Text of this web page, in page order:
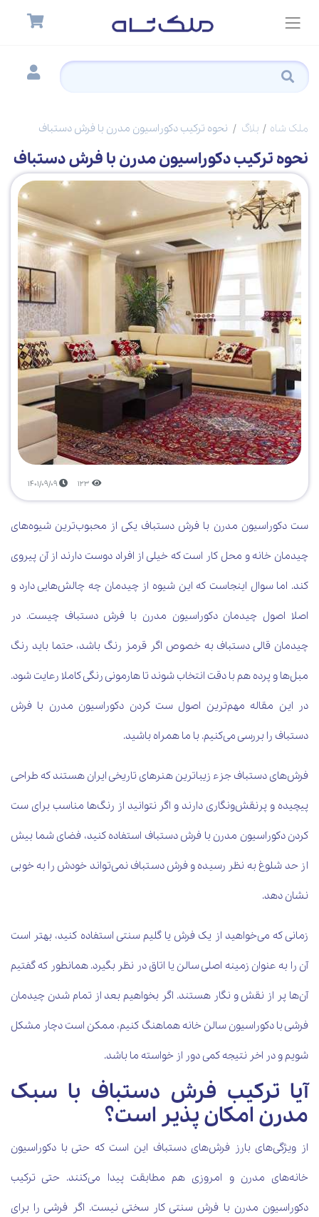
ملک شاه بلاگ نحوه ترکیب دکوراسیون مدرن با فرش دستباف
نحوه ترکیب دکوراسیون مدرن با فرش دستباف
1401/09/09
ست دکوراسیون مدرن با فرش دستباف یکی از محبوب‌ترین شیوه‌های
چیدمان خانه و محل کار است که خیلی از افراد دوست دارند از آن پیروی
کند. اما سوال اینجاست که این شیوه از چیدمان چه چالش‌هایی دارد و
اصلا اصول چیدمان دکوراسیون مدرن با فرش دستباف چیست. در
چیدمان قالی دستباف به خصوص اگر قرمز رنگ باشد، حتما باید رنگ
مبل‌ها و پرده هم با دقت انتخاب شوند تا هارمونی رنگی کاملا رعایت شود.
در این مقاله مهم‌ترین اصول ست کردن دکوراسیون مدرن با فرش
دستباف را بررسی می‌کنیم. با ما همراه باشید.
فرش‌های دستباف جزء زیباترین هنرهای تاریخی ایران هستند که طراحی
پیچیده و پرنقش‌ونگاری دارند و اگر نتوانید از رنگ‌ها مناسب برای ست
کردن دکوراسیون مدرن با فرش دستباف استفاده کنید، فضای شما بیش
از حد شلوغ به نظر رسیده و فرش دستباف نمی‌تواند خودش را به خوبی
نشان دهد.
زمانی که می‌خواهید از یک فرش یا گلیم سنتی استفاده کنید، بهتر است
آن را به عنوان زمینه اصلی سالن یا اتاق در نظر بگیرد. همانطور که گفتیم
آن‌ها پر از نقش و نگار هستند. اگر بخواهیم بعد از تمام شدن چیدمان
فرشی با دکوراسیون سالن خانه هماهنگ کنیم، ممکن است دچار مشکل
شویم و در اخر نتیجه کمی دور از خواسته ما باشد.
آیا ترکیب فرش دستباف با سبک
مدرن امکان پذیر است؟
از ویژگی‌های بارز فرش‌های دستباف این است که حتی با دکوراسیون
خانه‌های مدرن و امروزی هم مطابقت پیدا می‌کنند. حتی ترکیب
دکوراسیون مدرن با فرش سنتی کار سختی نیست. اگر فرشی را برای